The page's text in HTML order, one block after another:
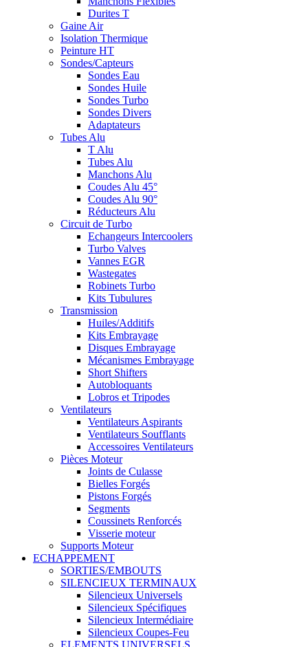
Durites T
Gaine Air
Isolation Thermique
Peinture HT
Sondes/Capteurs
Sondes Eau
Sondes Huile
Sondes Turbo
Sondes Divers
Adaptateurs
Tubes Alu
T Alu
Tubes Alu
Manchons Alu
Coudes Alu 45°
Coudes Alu 90°
Réducteurs Alu
Circuit de Turbo
Echangeurs Intercoolers
Turbo Valves
Vannes EGR
Wastegates
Robinets Turbo
Kits Tubulures
Transmission
Huiles/Additifs
Kits Embrayage
Disques Embrayage
Mécanismes Embrayage
Short Shifters
Autobloquants
Lobros et Tripodes
Ventilateurs
Ventilateurs Aspirants
Ventilateurs Soufflants
Accessoires Ventilateurs
Pièces Moteur
Joints de Culasse
Bielles Forgés
Pistons Forgés
Segments
Coussinets Renforcés
Visserie moteur
Supports Moteur
ECHAPPEMENT
SORTIES/EMBOUTS
SILENCIEUX TERMINAUX
Silencieux Universels
Silencieux Spécifiques
Silencieux Intermédiaire
Silencieux Coupes-Feu
ELEMENTS UNIVERSELS